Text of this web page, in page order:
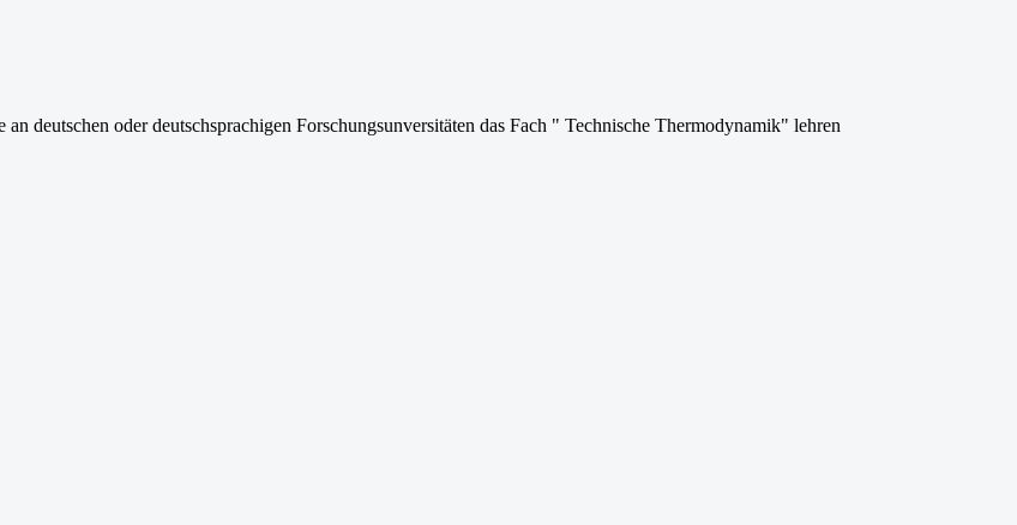
deutschen oder deutschsprachigen Forschungsunversitäten das Fach " Technische Thermodynamik" lehren